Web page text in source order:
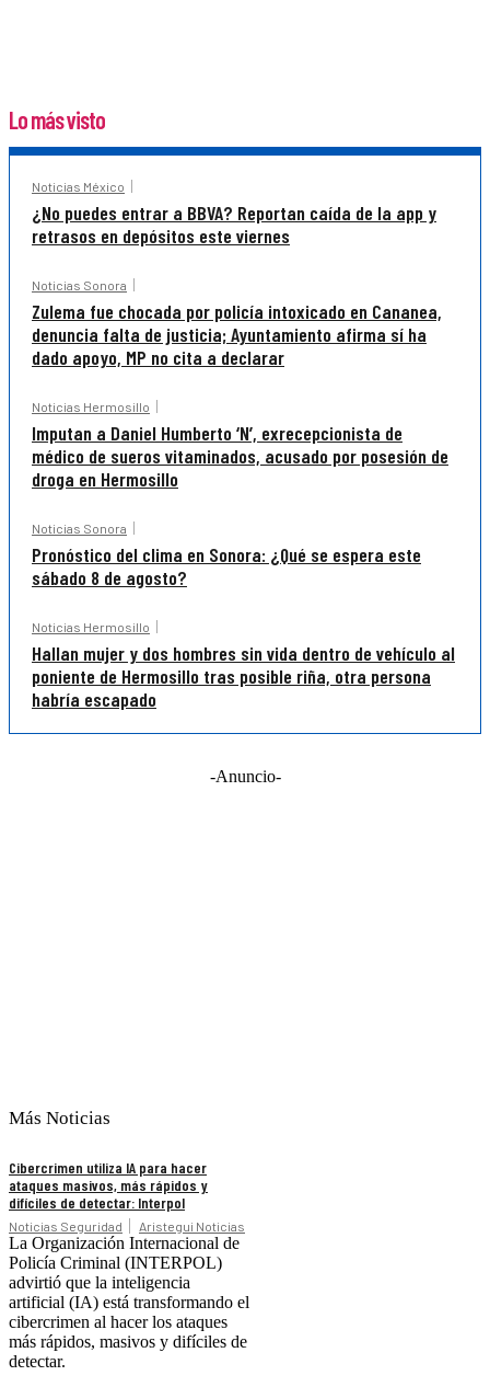
Lo más visto
Noticias México
¿No puedes entrar a BBVA? Reportan caída de la app y
retrasos en depósitos este viernes
Noticias Sonora
Zulema fue chocada por policía intoxicado en Cananea,
denuncia falta de justicia; Ayuntamiento afirma sí ha
dado apoyo, MP no cita a declarar
Noticias Hermosillo
Imputan a Daniel Humberto ‘N’, exrecepcionista de
médico de sueros vitaminados, acusado por posesión de
droga en Hermosillo
Noticias Sonora
Pronóstico del clima en Sonora: ¿Qué se espera este
sábado 8 de agosto?
Noticias Hermosillo
Hallan mujer y dos hombres sin vida dentro de vehículo al
poniente de Hermosillo tras posible riña, otra persona
habría escapado
-Anuncio-
Más Noticias
Cibercrimen utiliza IA para hacer
ataques masivos, más rápidos y
difíciles de detectar: Interpol
Noticias Seguridad Aristegui Noticias
La Organización Internacional de
Policía Criminal (INTERPOL)
advirtió que la inteligencia
artificial (IA) está transformando el
cibercrimen al hacer los ataques
más rápidos, masivos y difíciles de
detectar.